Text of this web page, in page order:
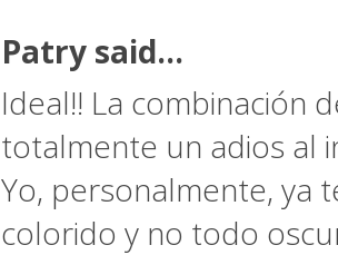
Patry said...
Ideal!! La combinación
totalmente un adios al
Yo, personalmente, ya
colorido y no todo